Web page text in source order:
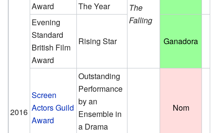
2016
Award
The Year
The
Falling
Evening
Standard
British Film
Award
Rising Star Ganadora
Screen
Actors Guild
Award
Outstanding
Performance
by an
Ensemble in
a Drama
Nom